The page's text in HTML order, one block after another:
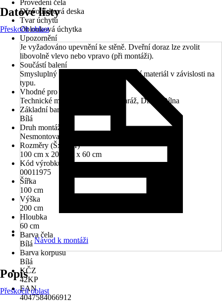
Provedení čela
Dřevotřísková deska
Tvar úchytu
Oblouková úchytka
Upozornění
Je vyžadováno upevnění ke stěně. Dveřní doraz lze zvolit
libovolně vlevo nebo vpravo (při montáži).
Součástí balení
Smysluplný montážní návod, montážní materiál v závislosti na
typu.
Vhodné pro prostory
Technické místnosti, Kancelář, Garáž, Dílna, Dílna
Základní barva
Bílá
Druh montáže
Nesmontované
Rozměry (ŠxVxH)
100 cm x 200 cm x 60 cm
Kód výrobku
00011975
Šířka
100 cm
Výška
200 cm
Hloubka
60 cm
Barva čela
Bílá
Barva korpusu
Bílá
KČZ
42KP
EAN
4047584066912
Datové listy
Přeskočit oblast
Návod k montáži
Popis
Přeskočit oblast